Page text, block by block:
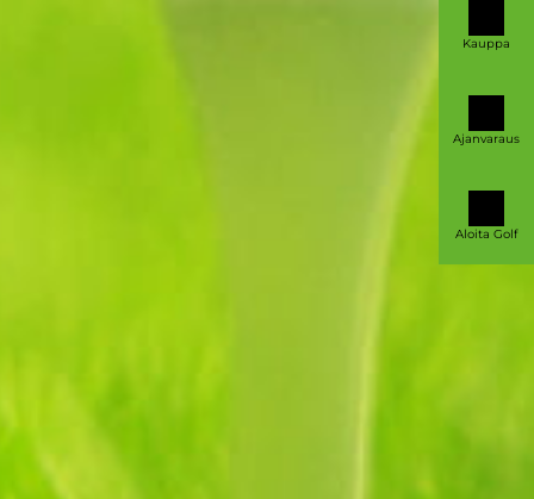
Kauppa
Ajanvaraus
Aloita Golf